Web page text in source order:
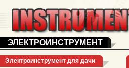
ЭЛЕКТРОИНСТРУМЕНТ
Электроинструмент для дачи